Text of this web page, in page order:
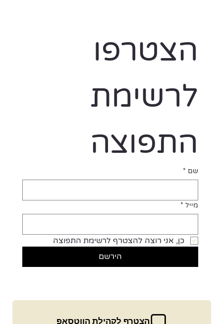
התפוצה
שם *
מייל *
כן, אני רוצה להצטרף לרשימת התפוצה
הירשם
הצטרף לקהילת הווטסאפ